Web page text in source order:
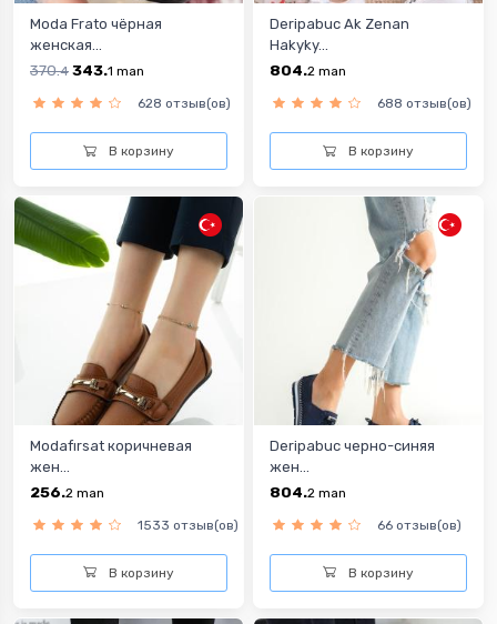
Moda Frato чёрная
женская...
370.4 343.1 man
628 отзыв(ов)
В корзину
Deripabuc Ak Zenan
Hakyky...
804.2 man
688 отзыв(ов)
В корзину
Modafırsat коричневая
жен...
256.2 man
1533 отзыв(ов)
В корзину
Deripabuc черно-синяя
жен...
804.2 man
66 отзыв(ов)
В корзину